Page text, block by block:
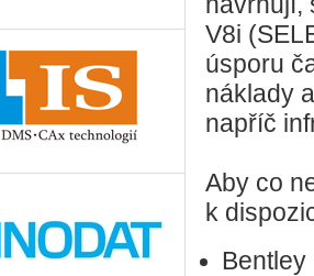
V8i
úsporu
náklady
napříč
Aby co
k